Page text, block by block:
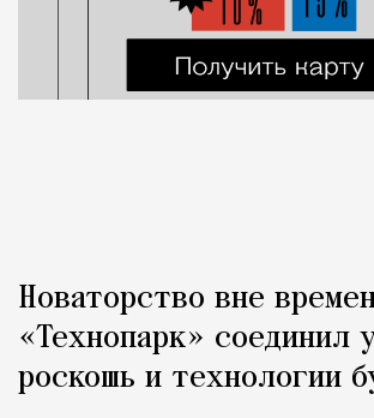
Новаторство вне
«Технопарк» соединил
роскошь и технологии